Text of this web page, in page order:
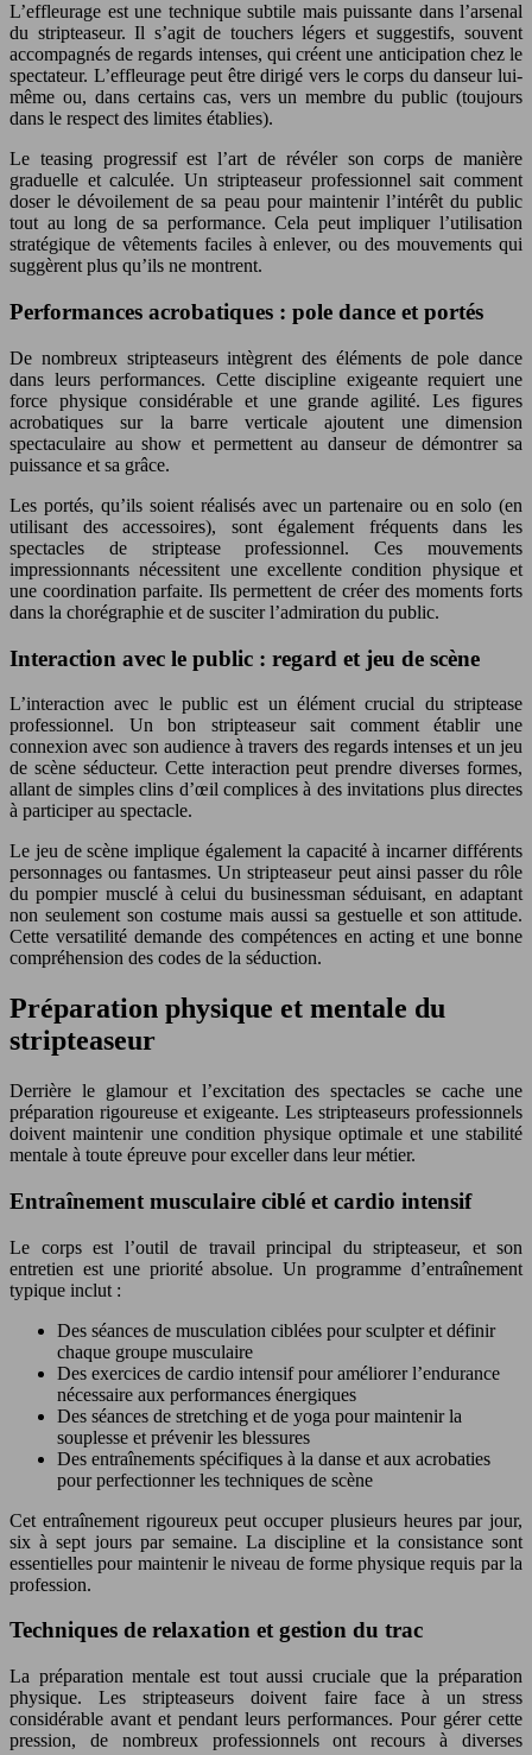
L’effleurage est une technique subtile mais puissante dans l’arsenal
du stripteaseur. Il s’agit de touchers légers et suggestifs, souvent
accompagnés de regards intenses, qui créent une anticipation chez le
spectateur. L’effleurage peut être dirigé vers le corps du danseur lui-
même ou, dans certains cas, vers un membre du public (toujours
dans le respect des limites établies).
Le teasing progressif est l’art de révéler son corps de manière
graduelle et calculée. Un stripteaseur professionnel sait comment
doser le dévoilement de sa peau pour maintenir l’intérêt du public
tout au long de sa performance. Cela peut impliquer l’utilisation
stratégique de vêtements faciles à enlever, ou des mouvements qui
suggèrent plus qu’ils ne montrent.
Performances acrobatiques : pole dance et portés
De nombreux stripteaseurs intègrent des éléments de pole dance
dans leurs performances. Cette discipline exigeante requiert une
force physique considérable et une grande agilité. Les figures
acrobatiques sur la barre verticale ajoutent une dimension
spectaculaire au show et permettent au danseur de démontrer sa
puissance et sa grâce.
Les portés, qu’ils soient réalisés avec un partenaire ou en solo (en
utilisant des accessoires), sont également fréquents dans les
spectacles de striptease professionnel. Ces mouvements
impressionnants nécessitent une excellente condition physique et
une coordination parfaite. Ils permettent de créer des moments forts
dans la chorégraphie et de susciter l’admiration du public.
Interaction avec le public : regard et jeu de scène
L’interaction avec le public est un élément crucial du striptease
professionnel. Un bon stripteaseur sait comment établir une
connexion avec son audience à travers des regards intenses et un jeu
de scène séducteur. Cette interaction peut prendre diverses formes,
allant de simples clins d’œil complices à des invitations plus directes
à participer au spectacle.
Le jeu de scène implique également la capacité à incarner différents
personnages ou fantasmes. Un stripteaseur peut ainsi passer du rôle
du pompier musclé à celui du businessman séduisant, en adaptant
non seulement son costume mais aussi sa gestuelle et son attitude.
Cette versatilité demande des compétences en acting et une bonne
compréhension des codes de la séduction.
Préparation physique et mentale du
stripteaseur
Derrière le glamour et l’excitation des spectacles se cache une
préparation rigoureuse et exigeante. Les stripteaseurs professionnels
doivent maintenir une condition physique optimale et une stabilité
mentale à toute épreuve pour exceller dans leur métier.
Entraînement musculaire ciblé et cardio intensif
Le corps est l’outil de travail principal du stripteaseur, et son
entretien est une priorité absolue. Un programme d’entraînement
typique inclut :
Des séances de musculation ciblées pour sculpter et définir
chaque groupe musculaire
Des exercices de cardio intensif pour améliorer l’endurance
nécessaire aux performances énergiques
Des séances de stretching et de yoga pour maintenir la
souplesse et prévenir les blessures
Des entraînements spécifiques à la danse et aux acrobaties
pour perfectionner les techniques de scène
Cet entraînement rigoureux peut occuper plusieurs heures par jour,
six à sept jours par semaine. La discipline et la consistance sont
essentielles pour maintenir le niveau de forme physique requis par la
profession.
Techniques de relaxation et gestion du trac
La préparation mentale est tout aussi cruciale que la préparation
physique. Les stripteaseurs doivent faire face à un stress
considérable avant et pendant leurs performances. Pour gérer cette
pression, de nombreux professionnels ont recours à diverses